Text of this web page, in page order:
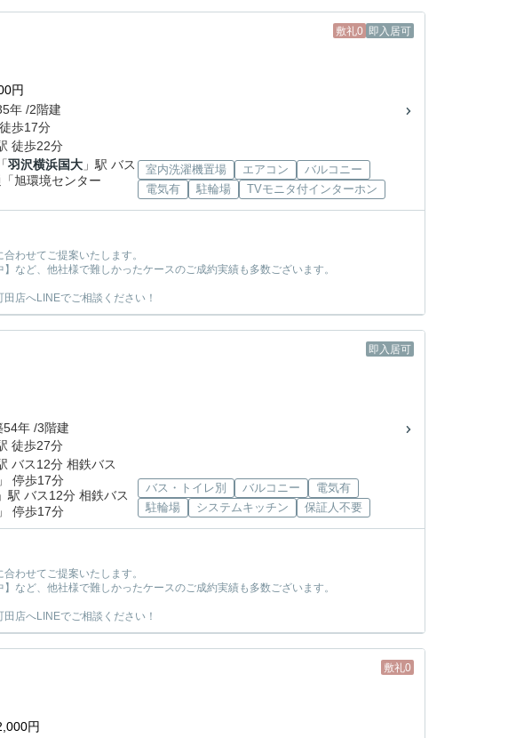
敷礼0 即入居可
円
年 /2階建
歩17分
徒歩22分
「羽沢横浜国大 」駅 バス
旭環境センター
室内洗濯機置場 エアコン
バルコニー
電気有
駐輪場 TVモニタ付インターホン
わせてご提案いたします。
など、他社様で難しかったケースのご成約実績も多数ございます。
店へLINEでご相談ください！
即入居可
年 /3階建
徒歩27分
バス12分 相鉄バス
停歩17分
」駅 バス12分 相鉄バス
停歩17分
バス・トイレ別 バルコニー
電気有
駐輪場
システムキッチン 保証人不要
わせてご提案いたします。
など、他社様で難しかったケースのご成約実績も多数ございます。
店へLINEでご相談ください！
敷礼0
円